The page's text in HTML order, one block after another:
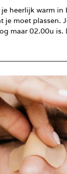
je heerlijk warm
je moet plassen.
maar 02.00u is.